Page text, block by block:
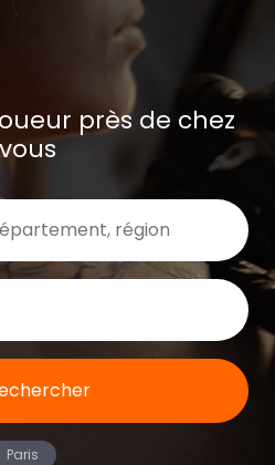
près de chez
vous
Paris